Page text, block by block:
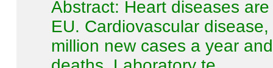
Abstract: Heart diseases
EU. Cardiovascular
million new cases a year